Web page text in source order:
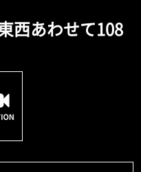
西あわせて108